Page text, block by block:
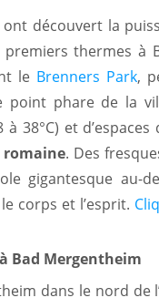
ont découvert la
thermes à
le Brenners Park,
point phare de la
à 38°C) et
. Des
gigantesque au-
corps et l’esprit.
Bad Mergentheim
dans le nord de